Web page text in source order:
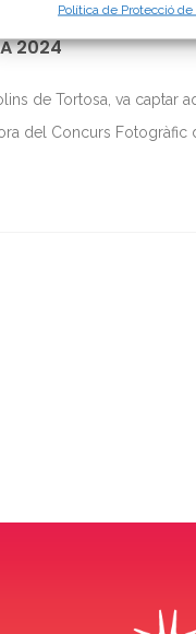
Política de Protecció
2024
de Tortosa, va captar
del Concurs Fotogràfic